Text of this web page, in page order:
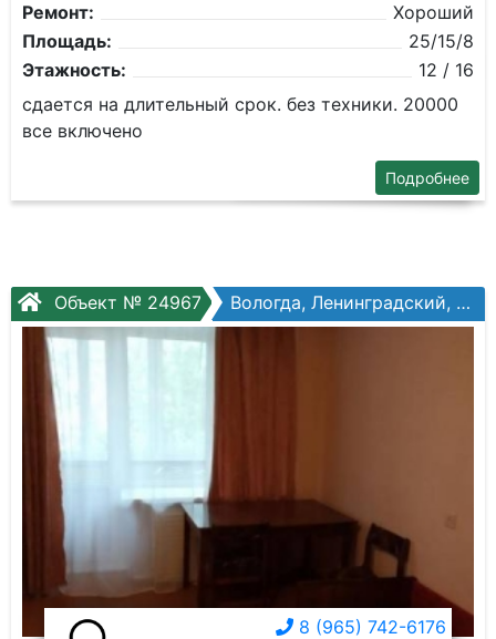
Ремонт:
Хороший
Площадь:
25/15/8
Этажность:
12 / 16
сдается на длительный срок. без техники. 20000
все включено
Подробнее
Объект № 24967 Вологда, Ленинградский, Щетинина ул, №3
8 (965) 742-6176